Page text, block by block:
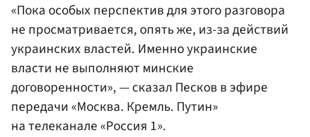
«Пока особых перспектив для этого разговора
не просматривается, опять же, из-за действий
украинских властей. Именно украинские
власти не выполняют минские
договоренности», — сказал Песков в эфире
передачи «Москва. Кремль. Путин»
на телеканале «Россия 1».